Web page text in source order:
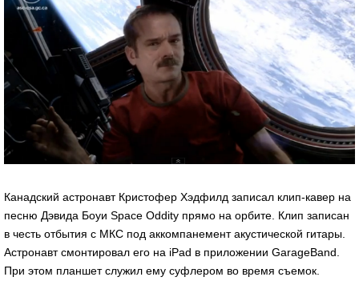
Канадский астронавт Кристофер Хэдфилд записал клип-кавер на
песню Дэвида Боуи Space Oddity прямо на орбите. Клип записан
в честь отбытия с МКС под аккомпанемент акустической гитары.
Астронавт смонтировал его на iPad в приложении GarageBand.
При этом планшет служил ему суфлером во время съемок.